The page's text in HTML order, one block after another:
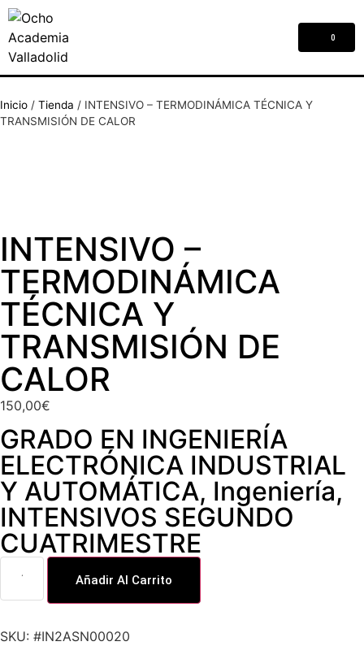
0
Inicio / Tienda / INTENSIVO – TERMODINÁMICA TÉCNICA Y
TRANSMISIÓN DE CALOR
INTENSIVO –
TERMODINÁMICA
TÉCNICA Y
TRANSMISIÓN DE
CALOR
150,00€
GRADO EN INGENIERÍA
ELECTRÓNICA INDUSTRIAL
Y AUTOMÁTICA, Ingeniería,
INTENSIVOS SEGUNDO
CUATRIMESTRE
Añadir Al Carrito
SKU: #IN2ASN00020